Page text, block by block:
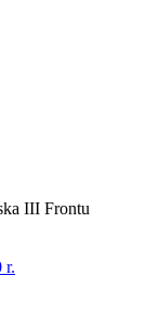
III Frontu
r.